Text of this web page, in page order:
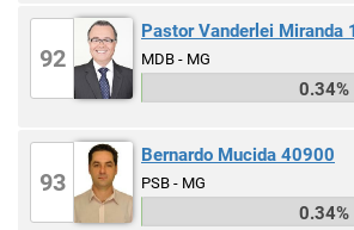
92
Pastor Vanderlei Miranda
MDB - MG
0.34%
93
Bernardo Mucida 40900
PSB - MG
0.34%